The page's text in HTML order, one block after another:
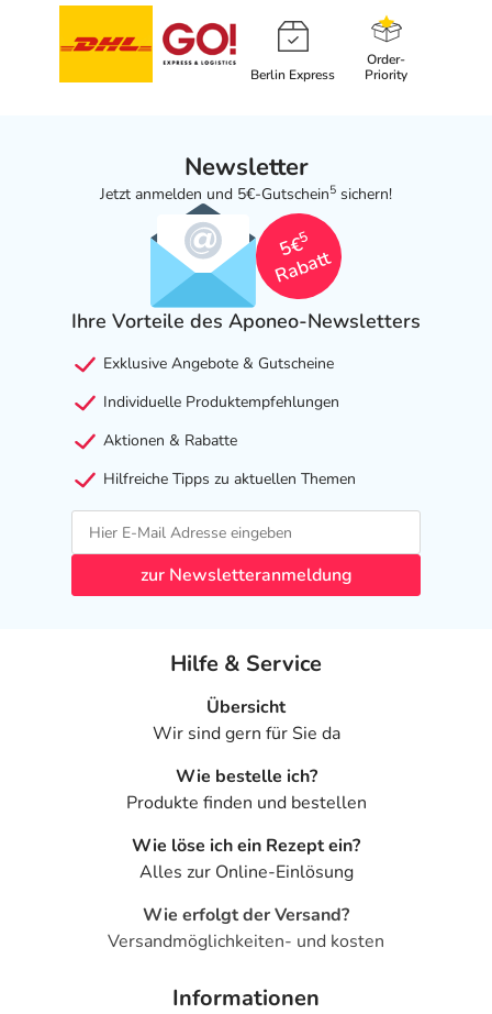
Berlin Express
Order-
Priority
Newsletter
Jetzt anmelden und 5€-Gutschein5 sichern!
5€
5
Rabatt
Ihre Vorteile des Aponeo-Newsletters
Exklusive Angebote & Gutscheine
Individuelle Produktempfehlungen
Aktionen & Rabatte
Hilfreiche Tipps zu aktuellen Themen
zur Newsletteranmeldung
Hilfe & Service
Übersicht
Wir sind gern für Sie da
Wie bestelle ich?
Produkte finden und bestellen
Wie löse ich ein Rezept ein?
Alles zur Online-Einlösung
Wie erfolgt der Versand?
Versandmöglichkeiten- und kosten
Informationen